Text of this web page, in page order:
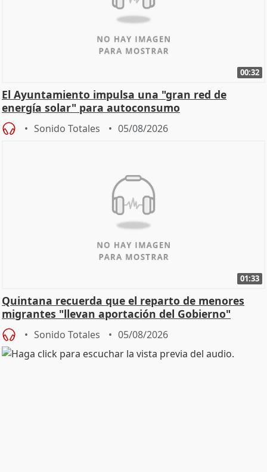
00:32
El Ayuntamiento impulsa una "gran red de
energía solar" para autoconsumo
Sonido Totales 05/08/2026
01:33
Quintana recuerda que el reparto de menores
migrantes "llevan aportación del Gobierno"
central
Sonido Totales 05/08/2026